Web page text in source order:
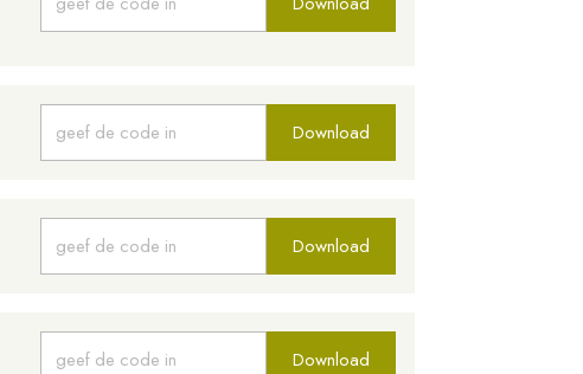
Download
Download
Download